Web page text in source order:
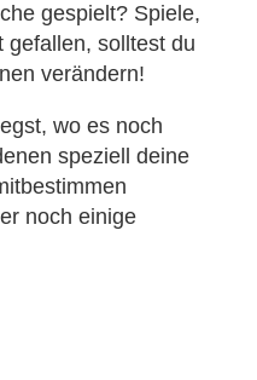
gespielt? Spiele,
gefallen, solltest du
verändern!
wo es noch
speziell deine
noch einige